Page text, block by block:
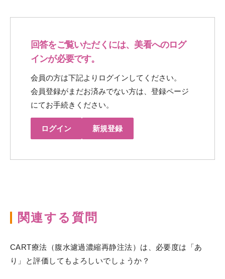
回答をご覧いただくには、美看へのログ
インが必要です。
会員の方は下記よりログインしてください。
会員登録がまだお済みでない方は、登録ページ
にてお手続きください。
ログイン 新規登録
関連する質問
CART療法（腹水濾過濃縮再静注法）は、必要度は「あ
り」と評価してもよろしいでしょうか？